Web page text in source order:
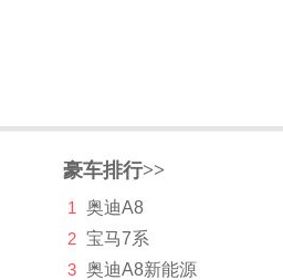
豪车排行>>
1 奥迪A8
2 宝马7系
3 奥迪A8新能源